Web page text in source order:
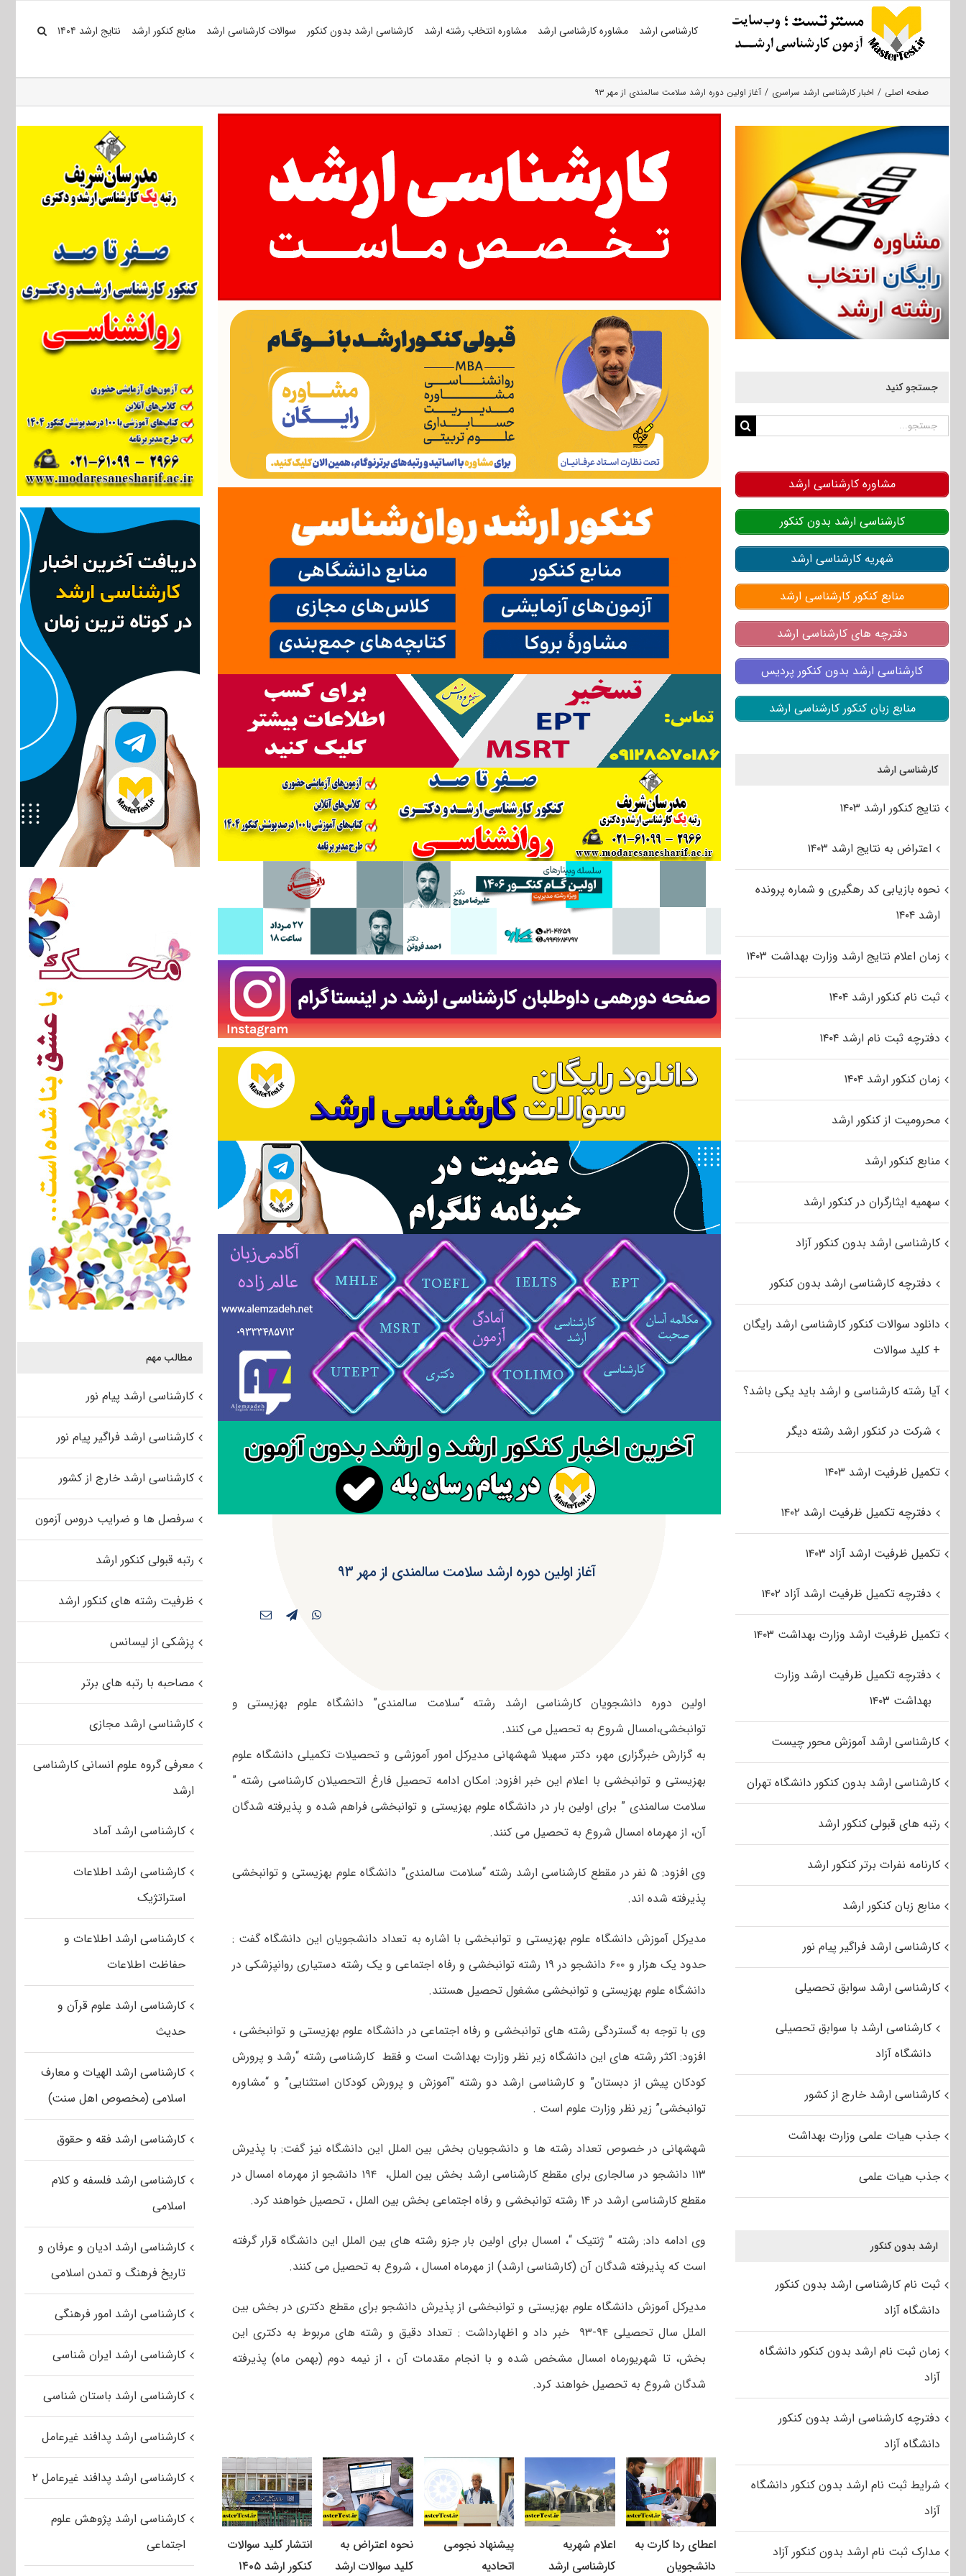
کارشناسی ارشد مشاوره کارشناسی ارشد مشاوره انتخاب رشته ارشد کارشناسی ارشد بدون کنکور سوالات کارشناسی ارشد منابع کنکور ارشد نتایج ارشد ۱۴۰۴
صفحه اصلی اخبار کارشناسی ارشد سراسری آغاز اولین دوره ارشد سلامت سالمندی از مهر ۹۳
آغاز اولین دوره ارشد سلامت سالمندی از مهر ۹۳
اولین دوره دانشجویان کارشناسی ارشد رشته “سلامت سالمندی” دانشگاه علوم بهزیستی و
توانبخشی،امسال شروع به تحصیل می کنند.
به گزارش خبرگزاری مهر، دکتر سهیلا شهشهانی مدیرکل امور آموزشی و تحصیلات تکمیلی دانشگاه علوم
بهزیستی و توانبخشی با اعلام این خبر افزود: امکان ادامه تحصیل فارغ التحصیلان کارشناسی رشته ”
سلامت سالمندی ” برای اولین بار در دانشگاه علوم بهزیستی و توانبخشی فراهم شده و پذیرفته شدگان
آن، از مهرماه امسال شروع به تحصیل می کنند.
وی افزود: ۵ نفر در مقطع کارشناسی ارشد رشته “سلامت سالمندی” دانشگاه علوم بهزیستی و توانبخشی
پذیرفته شده اند.
مدیرکل آموزش دانشگاه علوم بهزیستی و توانبخشی با اشاره به تعداد دانشجویان این دانشگاه گفت :
حدود یک هزار و ۶۰۰ دانشجو در ۱۹ رشته توانبخشی و رفاه اجتماعی و یک رشته دستیاری روانپزشکی در
دانشگاه علوم بهزیستی و توانبخشی مشغول تحصیل هستند.
وی با توجه به گستردگی رشته های توانبخشی و رفاه اجتماعی در دانشگاه علوم بهزیستی و توانبخشی ،
افزود: اکثر رشته های این دانشگاه زیر نظر وزارت بهداشت است و فقط کارشناسی رشته “رشد و پرورش
کودکان پیش از دبستان” و کارشناسی ارشد دو رشته “آموزش و پرورش کودکان استثنایی” و “مشاوره
توانبخشی” زیر نظر وزارت علوم است .
شهشهانی در خصوص تعداد رشته ها و دانشجویان بخش بین الملل این دانشگاه نیز گفت: با پذیرش
۱۱۳ دانشجو در سالجاری برای مقطع کارشناسی ارشد بخش بین الملل، ۱۹۴ دانشجو از مهرماه امسال در
مقطع کارشناسی ارشد در ۱۴ رشته توانبخشی و رفاه اجتماعی بخش بین الملل ، تحصیل خواهند کرد.
وی ادامه داد: رشته ” ژنتیک “، امسال برای اولین بار جزو رشته های بین الملل این دانشگاه قرار گرفته
است که پذیرفته شدگان آن (کارشناسی ارشد) از مهرماه امسال ، شروع به تحصیل می کنند.
مدیرکل آموزش دانشگاه علوم بهزیستی و توانبخشی از پذیرش دانشجو برای مقطع دکتری در بخش بین
الملل سال تحصیلی ۹۴-۹۳ خبر داد و اظهارداشت : تعداد دقیق و رشته های مربوط به دکتری این
بخش، تا شهریورماه امسال مشخص شده و با انجام مقدمات آن ، از نیمه دوم (بهمن ماه) پذیرفته
شدگان شروع به تحصیل خواهند کرد.
اعطای ردا کارت به
دانشجویان
اعلام شهریه
کارشناسی ارشد
پیشنهاد نجومی
اتحادیه
نحوه اعتراض به
کلید سوالات ارشد
انتشار کلید سوالات
کنکور ارشد ۱۴۰۵
مطالب مهم
کارشناسی ارشد پیام نور
کارشناسی ارشد فراگیر پیام نور
کارشناسی ارشد خارج از کشور
سرفصل ها و ضرایب دروس آزمون
رتبه قبولی کنکور ارشد
ظرفیت رشته های کنکور ارشد
پزشکی از لیسانس
مصاحبه با رتبه های برتر
کارشناسی ارشد مجازی
معرفی گروه علوم انسانی کارشناسی
ارشد
کارشناسی ارشد آماد
کارشناسی ارشد اطلاعات
استراتژیک
کارشناسی ارشد اطلاعات و
حفاظت اطلاعات
کارشناسی ارشد علوم قرآن و
حدیث
کارشناسی ارشد الهیات و معارف
اسلامی (مخصوص اهل سنت)
کارشناسی ارشد فقه و حقوق
کارشناسی ارشد فلسفه و کلام
اسلامی
کارشناسی ارشد ادیان و عرفان و
تاریخ فرهنگ و تمدن اسلامی
کارشناسی ارشد امور فرهنگی
کارشناسی ارشد ایران شناسی
کارشناسی ارشد باستان شناسی
کارشناسی ارشد پدافند غیرعامل
کارشناسی ارشد پدافند غیرعامل ۲
کارشناسی ارشد پژوهش علوم
اجتماعی
جستجو کنید
جستجو
مشاوره کارشناسی ارشد
کارشناسی ارشد بدون کنکور
شهریه کارشناسی ارشد
منابع کنکور کارشناسی ارشد
دفترچه های کارشناسی ارشد
کارشناسی ارشد بدون کنکور پردیس
منابع زبان کنکور کارشناسی ارشد
کارشناسی ارشد
نتایج کنکور ارشد ۱۴۰۳
اعتراض به نتایج ارشد ۱۴۰۳
نحوه بازیابی کد رهگیری و شماره پرونده
ارشد ۱۴۰۴
زمان اعلام نتایج ارشد وزارت بهداشت ۱۴۰۳
ثبت نام کنکور ارشد ۱۴۰۴
دفترچه ثبت نام ارشد ۱۴۰۴
زمان کنکور ارشد ۱۴۰۴
محرومیت از کنکور ارشد
منابع کنکور ارشد
سهمیه ایثارگران در کنکور ارشد
کارشناسی ارشد بدون کنکور آزاد
دفترچه کارشناسی ارشد بدون کنکور
دانلود سوالات کنکور کارشناسی ارشد رایگان
+ کلید سوالات
آیا رشته کارشناسی و ارشد باید یکی باشد؟
شرکت در کنکور ارشد رشته دیگر
تکمیل ظرفیت ارشد ۱۴۰۳
دفترچه تکمیل ظرفیت ارشد ۱۴۰۲
تکمیل ظرفیت ارشد آزاد ۱۴۰۳
دفترچه تکمیل ظرفیت ارشد آزاد ۱۴۰۲
تکمیل ظرفیت ارشد وزارت بهداشت ۱۴۰۳
دفترچه تکمیل ظرفیت ارشد وزارت
بهداشت ۱۴۰۳
کارشناسی ارشد آموزش محور چیست
کارشناسی ارشد بدون کنکور دانشگاه تهران
رتبه های قبولی کنکور ارشد
کارنامه نفرات برتر کنکور ارشد
منابع زبان کنکور ارشد
کارشناسی ارشد فراگیر پیام نور
کارشناسی ارشد سوابق تحصیلی
کارشناسی ارشد با سوابق تحصیلی
دانشگاه آزاد
کارشناسی ارشد خارج از کشور
جذب هیات علمی وزارت بهداشت
جذب هیات علمی
ارشد بدون کنکور
ثبت نام کارشناسی ارشد بدون کنکور
دانشگاه آزاد
زمان ثبت نام ارشد بدون کنکور دانشگاه
آزاد
دفترچه کارشناسی ارشد بدون کنکور
دانشگاه آزاد
شرایط ثبت نام ارشد بدون کنکور دانشگاه
آزاد
مدارک ثبت نام ارشد بدون کنکور آزاد